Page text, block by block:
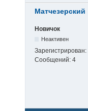
Матчезерский
Новичок
Неактивен
Зарегистрирован:
Сообщений: 4